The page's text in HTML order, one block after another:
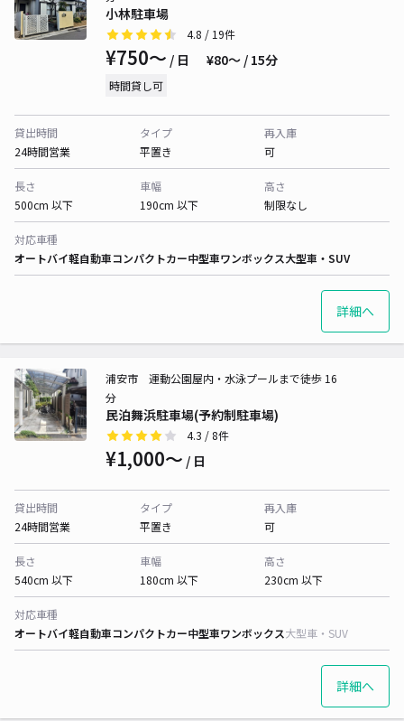
小林駐車場
4.8 / 19件
¥750〜 / 日 ¥80〜 / 15分
時間貸し可
貸出時間
24時間営業
タイプ
平置き
再入庫
可
長さ
500cm 以下
車幅
190cm 以下
高さ
制限なし
対応車種
オートバイ軽自動車コンパクトカー中型車ワンボックス大型車・SUV
詳細へ
民泊舞浜駐車場(予約制駐車場)
浦安市 運動公園屋内・水泳プールまで徒歩 16
分
4.3 / 8件
¥1,000〜 / 日
貸出時間
24時間営業
タイプ
平置き
再入庫
可
長さ
540cm 以下
車幅
180cm 以下
高さ
230cm 以下
対応車種
オートバイ軽自動車コンパクトカー中型車ワンボックス大型車・SUV
詳細へ